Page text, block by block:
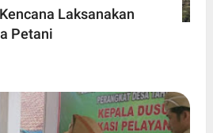
Laksanakan
Petani